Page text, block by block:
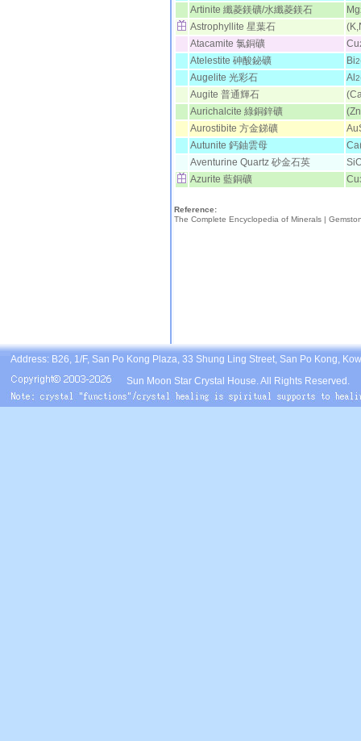
Artinite 纖菱鎂礦/水纖菱鎂石 Mg
Astrophyllite 星葉石
Atacamite 氯銅礦
Cu
Atelestite 砷酸鉍礦 Bi2
Augelite 光彩石
Al 2
Augite 普通輝石
Aurichalcite 綠銅鋅礦
Aurostibite 方金銻礦
Autunite 鈣鈾雲母
Aventurine Quartz 砂金石英
Azurite 藍銅礦
Cu
Reference:
The Complete Encyclopedia of Minerals |
Address: B26, 1/F, San Po Kong Plaza, 33 Shung Ling Street, San Po Kong,
Sun Moon Star Crystal House. All Rights Reserved.